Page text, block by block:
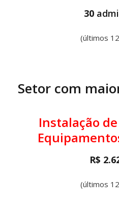
30
(últimos
Setor com
Instalação
R$
(últimos